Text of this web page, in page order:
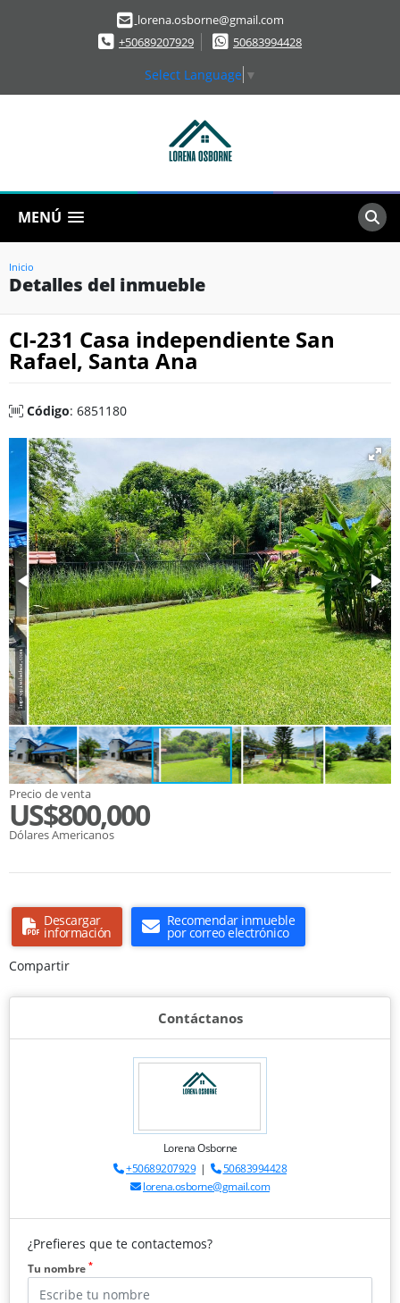
lorena.osborne@gmail.com
+50689207929
50683994428
Select Language ▼
MENÚ
Inicio
Detalles del inmueble
CI-231 Casa independiente San
Rafael, Santa Ana
Código: 6851180
Precio de venta
US$800,000
Dólares Americanos
Descargar
información
Recomendar inmueble
por correo electrónico
Compartir
Contáctanos
Lorena Osborne
+50689207929|
50683994428
lorena.osborne@gmail.com
¿Prefieres que te contactemos?
Tu nombre *